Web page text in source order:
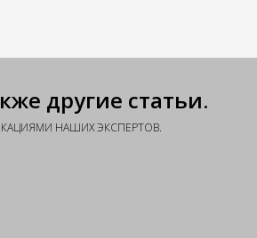
другие статьи.
НАШИХ ЭКСПЕРТОВ.